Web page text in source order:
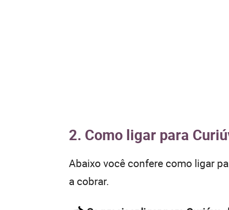
2. Como ligar para
Abaixo você confere como ligar
a cobrar.